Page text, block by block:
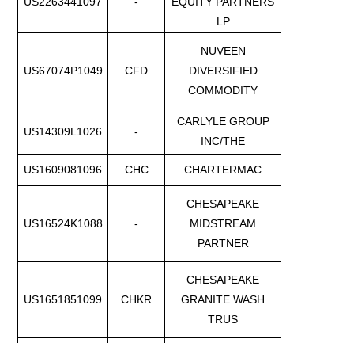
LP
US67074P1049 CFD
NUVEEN
DIVERSIFIED
COMMODITY
US14309L1026 -
CARLYLE GROUP
INC/THE
US1609081096 CHC CHARTERMAC
US16524K1088 -
CHESAPEAKE
MIDSTREAM
PARTNER
US1651851099 CHKR
CHESAPEAKE
GRANITE WASH
TRUS